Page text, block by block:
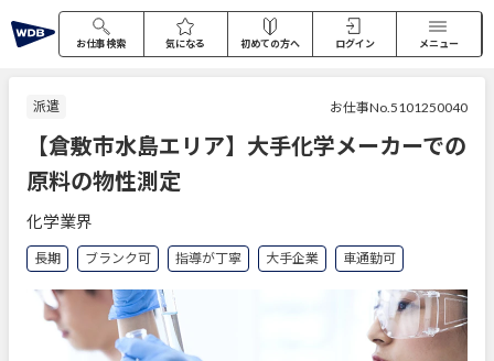
お仕事検索 気になる 初めての方へ ログイン メニュー
派遣 お仕事No.5101250040
【倉敷市水島エリア】大手化学メーカーでの
原料の物性測定
化学業界
長期 ブランク可 指導が丁寧 大手企業 車通勤可